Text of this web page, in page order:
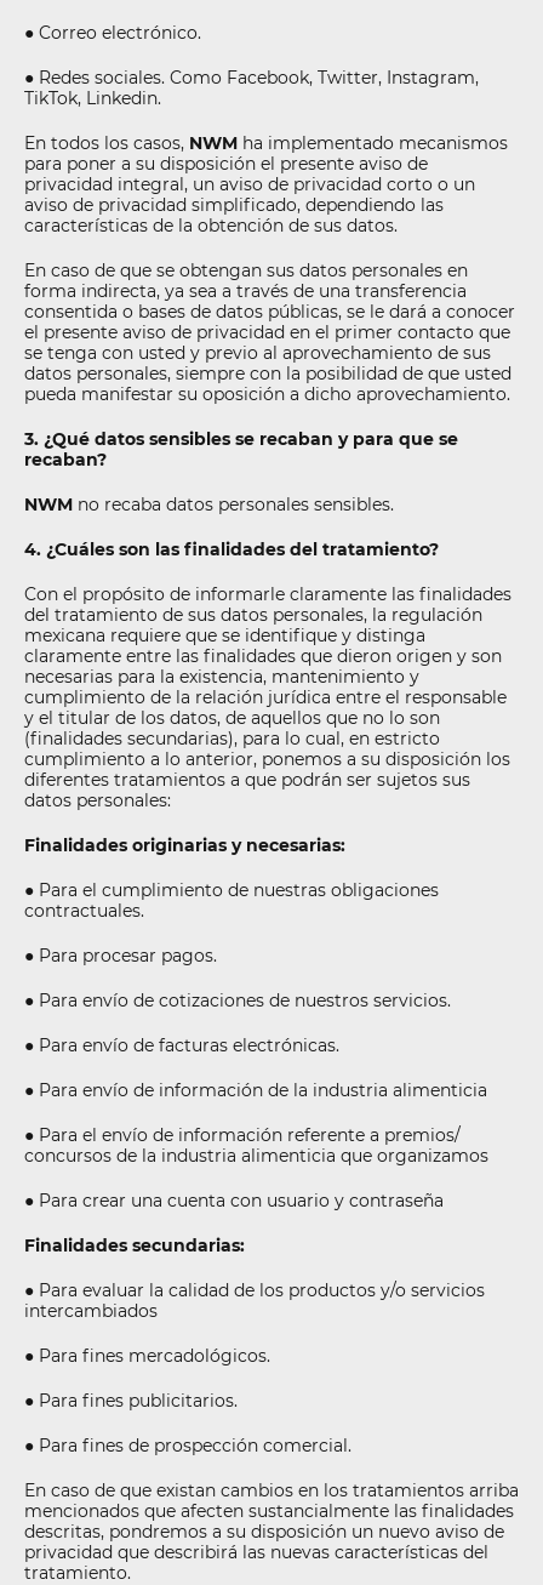
● Correo electrónico.
● Redes sociales. Como Facebook, Twitter, Instagram,
TikTok, Linkedin.
En todos los casos, NWM ha implementado mecanismos
para poner a su disposición el presente aviso de
privacidad integral, un aviso de privacidad corto o un
aviso de privacidad simplificado, dependiendo las
características de la obtención de sus datos.
En caso de que se obtengan sus datos personales en
forma indirecta, ya sea a través de una transferencia
consentida o bases de datos públicas, se le dará a conocer
el presente aviso de privacidad en el primer contacto que
se tenga con usted y previo al aprovechamiento de sus
datos personales, siempre con la posibilidad de que usted
pueda manifestar su oposición a dicho aprovechamiento.
3. ¿Qué datos sensibles se recaban y para que se
recaban?
NWM no recaba datos personales sensibles.
4. ¿Cuáles son las finalidades del tratamiento?
Con el propósito de informarle claramente las finalidades
del tratamiento de sus datos personales, la regulación
mexicana requiere que se identifique y distinga
claramente entre las finalidades que dieron origen y son
necesarias para la existencia, mantenimiento y
cumplimiento de la relación jurídica entre el responsable
y el titular de los datos, de aquellos que no lo son
(finalidades secundarias), para lo cual, en estricto
cumplimiento a lo anterior, ponemos a su disposición los
diferentes tratamientos a que podrán ser sujetos sus
datos personales:
Finalidades originarias y necesarias:
● Para el cumplimiento de nuestras obligaciones
contractuales.
● Para procesar pagos.
● Para envío de cotizaciones de nuestros servicios.
● Para envío de facturas electrónicas.
● Para envío de información de la industria alimenticia
● Para el envío de información referente a premios/
concursos de la industria alimenticia que organizamos
● Para crear una cuenta con usuario y contraseña
Finalidades secundarias:
● Para evaluar la calidad de los productos y/o servicios
intercambiados
● Para fines mercadológicos.
● Para fines publicitarios.
● Para fines de prospección comercial.
En caso de que existan cambios en los tratamientos arriba
mencionados que afecten sustancialmente las finalidades
descritas, pondremos a su disposición un nuevo aviso de
privacidad que describirá las nuevas características del
tratamiento.